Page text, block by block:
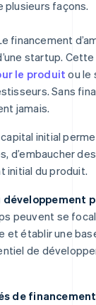
plusieurs façons.
financement
startup.
le produit ou le
Sans
jamais.
capital initial
d’embaucher
initial du produit.
peuvent se
et établir une
de
de